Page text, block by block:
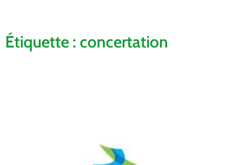
Étiquette : concertation